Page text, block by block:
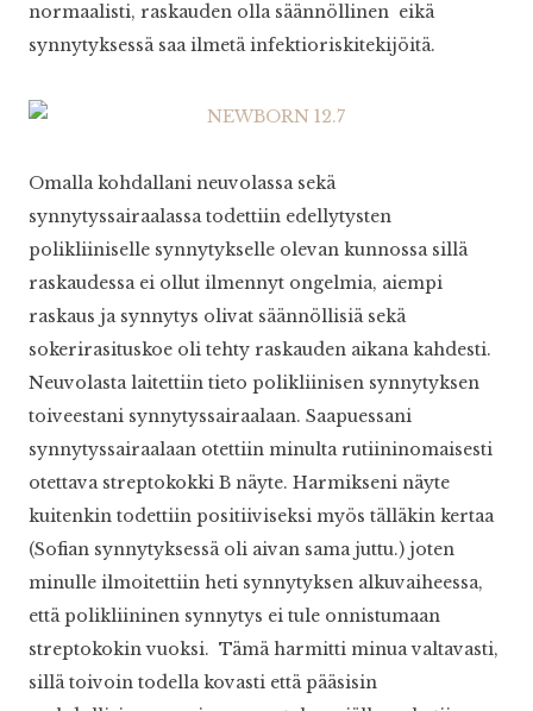
normaalisti, raskauden olla säännöllinen eikä
synnytyksessä saa ilmetä infektioriskitekijöitä.
Omalla kohdallani neuvolassa sekä
synnytyssairaalassa todettiin edellytysten
polikliiniselle synnytykselle olevan kunnossa sillä
raskaudessa ei ollut ilmennyt ongelmia, aiempi
raskaus ja synnytys olivat säännöllisiä sekä
sokerirasituskoe oli tehty raskauden aikana kahdesti.
Neuvolasta laitettiin tieto polikliinisen synnytyksen
toiveestani synnytyssairaalaan. Saapuessani
synnytyssairaalaan otettiin minulta rutiininomaisesti
otettava streptokokki B näyte. Harmikseni näyte
kuitenkin todettiin positiiviseksi myös tälläkin kertaa
(Sofian synnytyksessä oli aivan sama juttu.) joten
minulle ilmoitettiin heti synnytyksen alkuvaiheessa,
että polikliininen synnytys ei tule onnistumaan
streptokokin vuoksi. Tämä harmitti minua valtavasti,
sillä toivoin todella kovasti että pääsisin